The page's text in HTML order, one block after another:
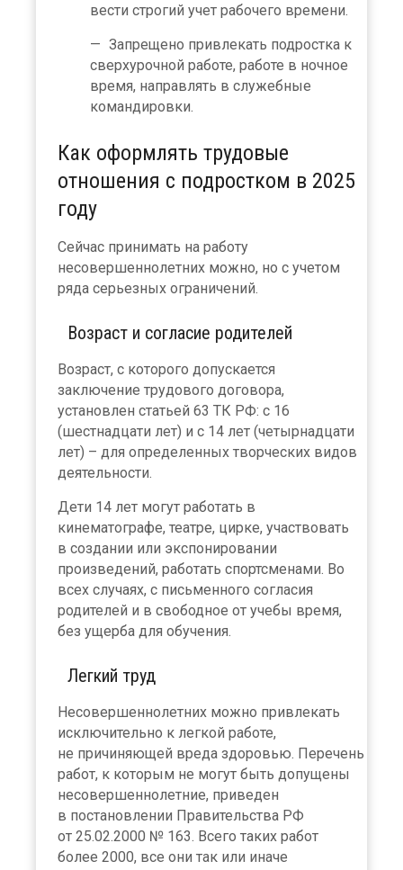
вести строгий учет рабочего времени.
Запрещено привлекать подростка к
сверхурочной работе, работе в ночное
время, направлять в служебные
командировки.
Как оформлять трудовые
отношения с подростком в 2025
году
Сейчас принимать на работу
несовершеннолетних можно, но с учетом
ряда серьезных ограничений.
Возраст и согласие родителей
Возраст, с которого допускается
заключение трудового договора,
установлен статьей 63 ТК РФ: с 16
(шестнадцати лет) и с 14 лет (четырнадцати
лет) – для определенных творческих видов
деятельности.
Дети 14 лет могут работать в
кинематографе, театре, цирке, участвовать
в создании или экспонировании
произведений, работать спортсменами. Во
всех случаях, с письменного согласия
родителей и в свободное от учебы время,
без ущерба для обучения.
Легкий труд
Несовершеннолетних можно привлекать
исключительно к легкой работе,
не причиняющей вреда здоровью. Перечень
работ, к которым не могут быть допущены
несовершеннолетние, приведен
в постановлении Правительства РФ
от 25.02.2000 № 163. Всего таких работ
более 2000, все они так или иначе